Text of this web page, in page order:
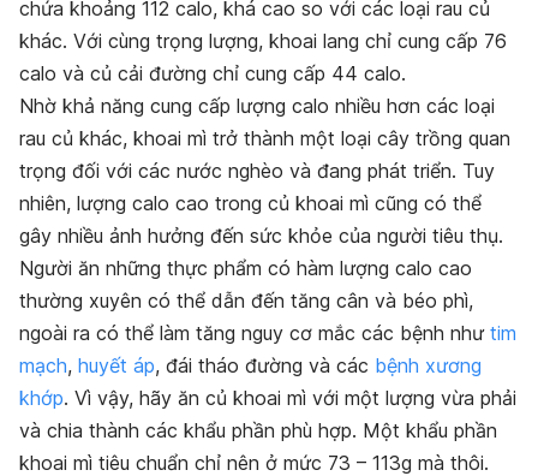
chứa khoảng 112 calo, khá cao so với các loại rau củ
khác. Với cùng trọng lượng, khoai lang chỉ cung cấp 76
calo và củ cải đường chỉ cung cấp 44 calo.
Nhờ khả năng cung cấp lượng calo nhiều hơn các loại
rau củ khác, khoai mì trở thành một loại cây trồng quan
trọng đối với các nước nghèo và đang phát triển. Tuy
nhiên, lượng calo cao trong củ khoai mì cũng có thể
gây nhiều ảnh hưởng đến sức khỏe của người tiêu thụ.
Người ăn những thực phẩm có hàm lượng calo cao
thường xuyên có thể dẫn đến tăng cân và béo phì,
ngoài ra có thể làm tăng nguy cơ mắc các bệnh như tim
mạch, huyết áp, đái tháo đường và các bệnh xương
khớp. Vì vậy, hãy ăn củ khoai mì với một lượng vừa phải
và chia thành các khẩu phần phù hợp. Một khẩu phần
khoai mì tiêu chuẩn chỉ nên ở mức 73 – 113g mà thôi.